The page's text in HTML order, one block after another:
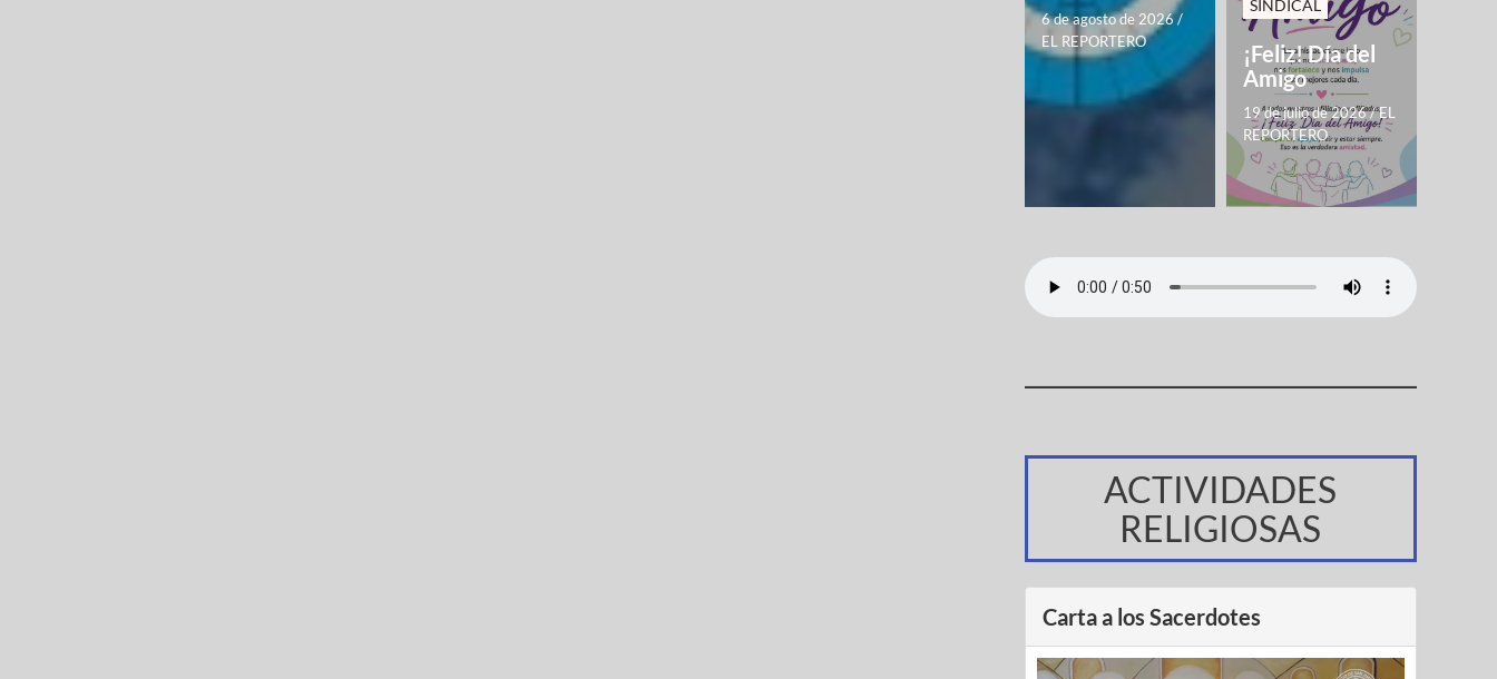
6 de agosto de 2026/
EL REPORTERO
SINDICAL
¡Feliz! Día del
Amigo
19 de julio de 2026/EL
REPORTERO
ACTIVIDADES
RELIGIOSAS
Carta a los Sacerdotes